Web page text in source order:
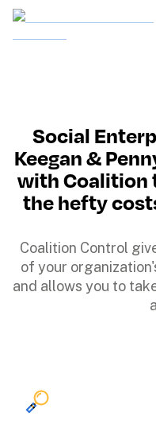
Social
Keegan &
with Coalition
the hefty
Coalition Control
of your
and allows you to